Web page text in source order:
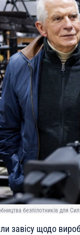
безпілотників для
завісу щодо